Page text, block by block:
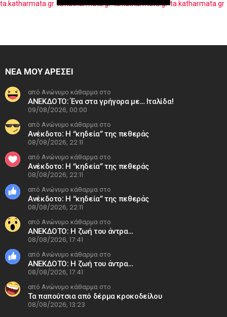
ΝΕΑ ΜΟΥ ΑΡΕΣΕΙ
από Ανώνυμο κάθαρμα στο
ΑΝΕΚΔΟΤΟ: Ένα στα γρήγορα με… Ιταλίδα!
09/08/2026, 00:00
από Ανώνυμο κάθαρμα στο
Ανέκδοτο: Η “κηδεία” της πεθεράς
08/08/2026, 22:11
από Ανώνυμο κάθαρμα στο
Ανέκδοτο: Η “κηδεία” της πεθεράς
08/08/2026, 22:11
από Ανώνυμο κάθαρμα στο
Ανέκδοτο: Η “κηδεία” της πεθεράς
08/08/2026, 22:11
από Ανώνυμο κάθαρμα στο
ΑΝΕΚΔΟΤΟ: Η ζωή του άντρα…
08/08/2026, 17:41
από Ανώνυμο κάθαρμα στο
ΑΝΕΚΔΟΤΟ: Η ζωή του άντρα…
08/08/2026, 17:41
από Ανώνυμο κάθαρμα στο
Τα παπούτσια από δέρμα κροκοδείλου
08/08/2026, 13:23